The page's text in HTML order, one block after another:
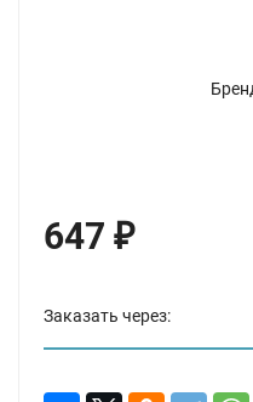
647 ₽
Заказать через: